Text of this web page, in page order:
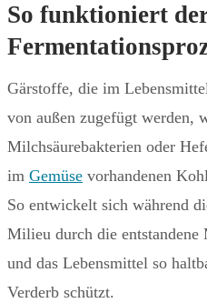
So funktioniert
Gärstoffe, die im
von außen zugefügt werden,
Milchsäurebakterien oder
im Gemüse vorhandenen
So entwickelt sich während
Milieu durch die
und das Lebensmittel so
Verderb schützt.